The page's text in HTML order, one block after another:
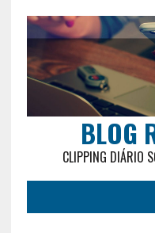
BLOG
CLIPPING DIÁRIO